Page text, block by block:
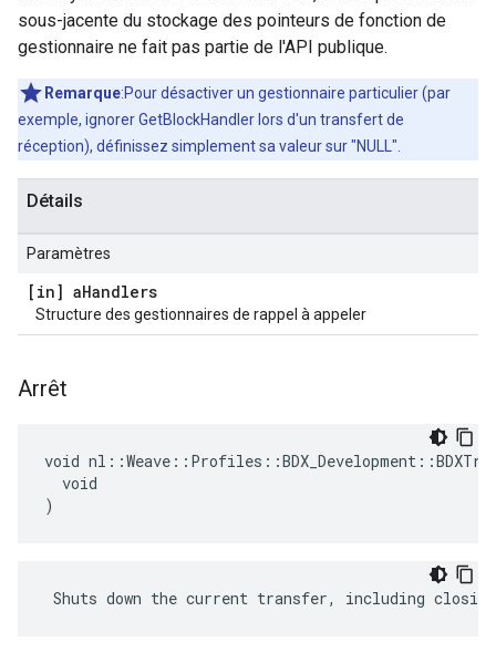
sous-jacente du stockage des pointeurs de fonction de
gestionnaire ne fait pas partie de l'API publique.
Remarque:Pour désactiver un gestionnaire particulier (par
exemple, ignorer GetBlockHandler lors d'un transfert de
réception), définissez simplement sa valeur sur "NULL".
Détails
Paramètres
[in] aHandlers
Structure des gestionnaires de rappel à appeler
Arrêt
void
  void
)
Shuts down the current transfer, including closing